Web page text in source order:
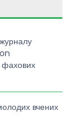
фахових
вчених